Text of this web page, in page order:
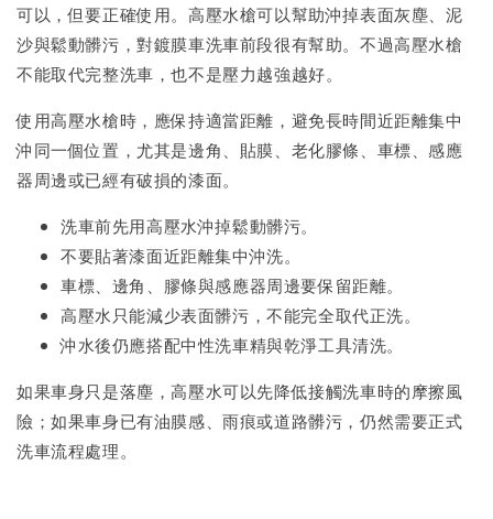
可以，但要正確使用。高壓水槍可以幫助沖掉表面灰塵、泥
沙與鬆動髒污，對鍍膜車洗車前段很有幫助。不過高壓水槍
不能取代完整洗車，也不是壓力越強越好。
使用高壓水槍時，應保持適當距離，避免長時間近距離集中
沖同一個位置，尤其是邊角、貼膜、老化膠條、車標、感應
器周邊或已經有破損的漆面。
洗車前先用高壓水沖掉鬆動髒污。
不要貼著漆面近距離集中沖洗。
車標、邊角、膠條與感應器周邊要保留距離。
高壓水只能減少表面髒污，不能完全取代正洗。
沖水後仍應搭配中性洗車精與乾淨工具清洗。
如果車身只是落塵，高壓水可以先降低接觸洗車時的摩擦風
險；如果車身已有油膜感、雨痕或道路髒污，仍然需要正式
洗車流程處理。